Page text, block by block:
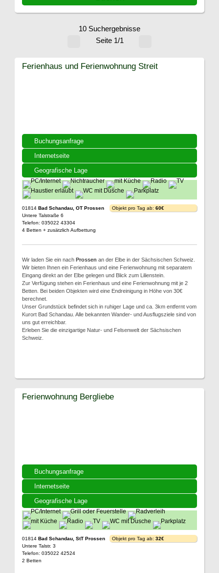
10 Suchergebnisse
Seite 1/1
Buchungsanfrage
Internetseite
Geografische Lage
Ferienhaus und Ferienwohnung Streit
01814 Bad Schandau, OT Prossen
Untere Talstraße 6
Telefon: 035022 43304
4 Betten + zusätzlich Aufbettung
Objekt pro Tag ab: 60€
Wir laden Sie ein nach Prossen an der Elbe in der Sächsischen Schweiz.
Wir bieten Ihnen ein Ferienhaus und eine Ferienwohnung mit separatem
Eingang direkt an der Elbe gelegen und Blick zum Lilienstein.
Zur Verfügung stehen ein Ferienhaus und eine Ferienwohnung mit je 2
Betten. Bei beiden Objekten wird eine Endreinigung in Höhe von 30€
berechnet.
Unser Grundstück befindet sich in ruhiger Lage und ca. 3km entfernt vom
Kurort Bad Schandau. Alle bekannten Wander- und Ausflugsziele sind von
uns gut erreichbar.
Erleben Sie die einzigartige Natur- und Felsenwelt der Sächsischen
Schweiz.
Buchungsanfrage
Internetseite
Geografische Lage
Ferienwohnung Bergliebe
01814 Bad Schandau, StT Prossen
Untere Talstr. 3
Telefon: 035022 42524
2 Betten
Objekt pro Tag ab: 32€